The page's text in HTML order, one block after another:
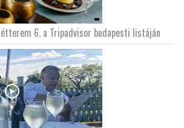
6. a Tripadvisor budapesti listáján